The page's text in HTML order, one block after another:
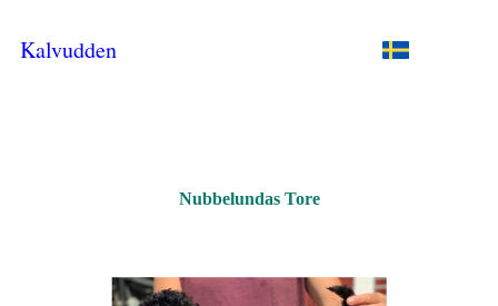
Kalvudden
Nubbelundas Tore